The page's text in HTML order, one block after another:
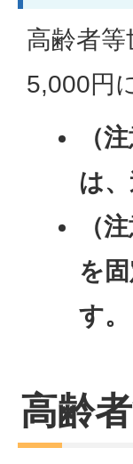
高齢者
5,000円
（
は
（
を
す。
高齢